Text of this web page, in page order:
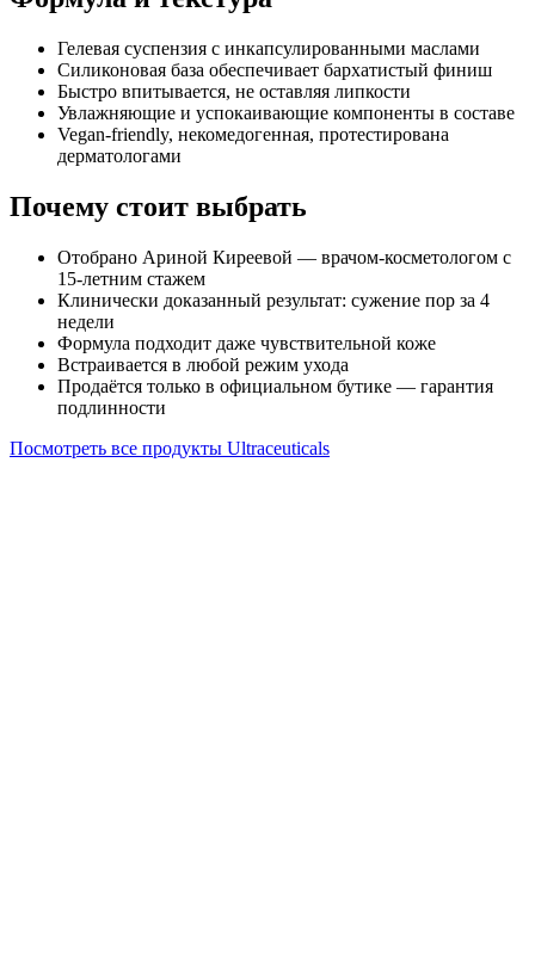
Гелевая суспензия с инкапсулированными маслами
Силиконовая база обеспечивает бархатистый финиш
Быстро впитывается, не оставляя липкости
Увлажняющие и успокаивающие компоненты в составе
Vegan-friendly, некомедогенная, протестирована
дерматологами
Почему стоит выбрать
Отобрано Ариной Киреевой — врачом-косметологом с
15-летним стажем
Клинически доказанный результат: сужение пор за 4
недели
Формула подходит даже чувствительной коже
Встраивается в любой режим ухода
Продаётся только в официальном бутике — гарантия
подлинности
Посмотреть все продукты Ultraceuticals